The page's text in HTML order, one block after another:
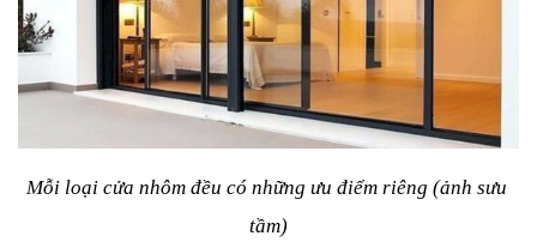
Mỗi loại cửa nhôm đều có những ưu điểm riêng (ảnh sưu
tầm)